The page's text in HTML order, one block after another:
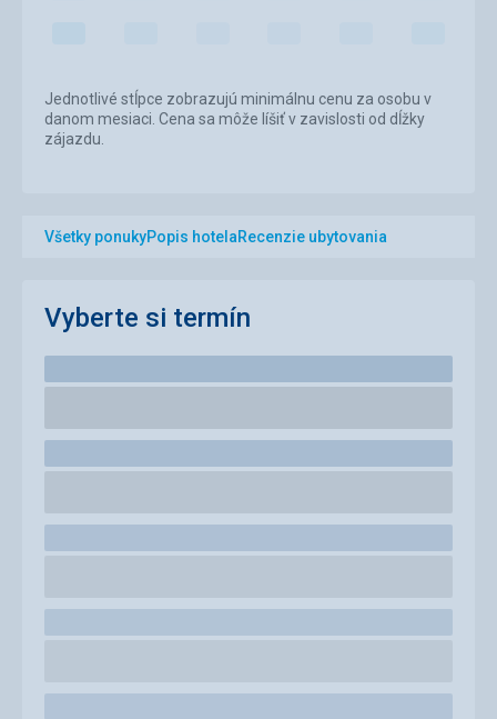
Jednotlivé stĺpce zobrazujú minimálnu cenu za osobu v
danom mesiaci. Cena sa môže líšiť v zavislosti od dĺžky
zájazdu.
Všetky ponukyPopis hotelaRecenzie ubytovania
Vyberte si termín